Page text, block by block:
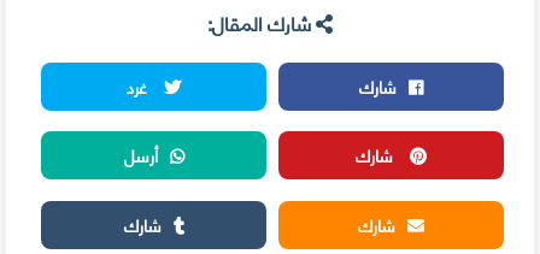
شارك المقال:
شارك
غرد
شارك
أرسل
شارك
شارك